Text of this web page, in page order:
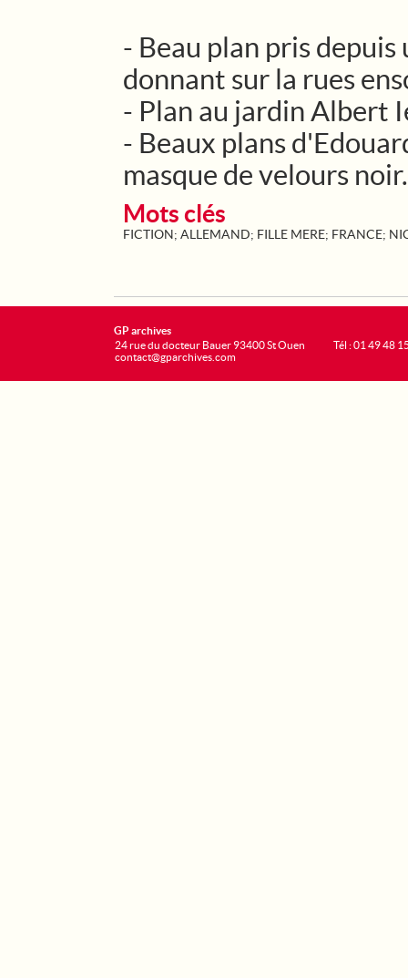
- Beau plan pris
donnant sur la rues
- Plan au jardin Albert
- Beaux plans
masque de velours noir.
Mots clés
FICTION; ALLEMAND; FILLE MERE; FRANCE;
GP archives
24 rue du docteur Bauer 93400 St Ouen
contact@gparchives.com
Tél : 01 49 48